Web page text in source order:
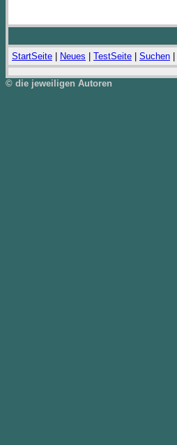
StartSeite Neues TestSeite Suchen
© die jeweiligen Autoren